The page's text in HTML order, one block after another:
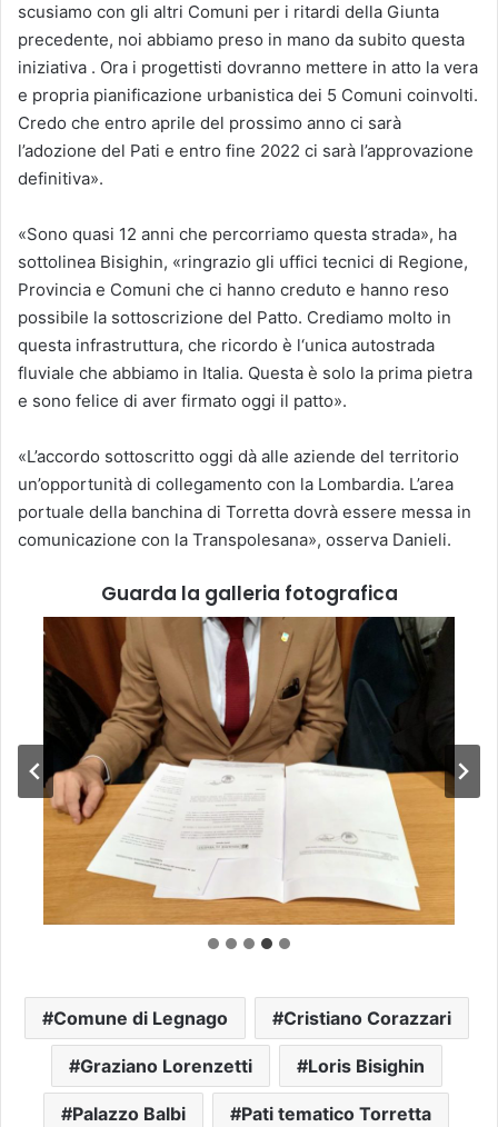
scusiamo con gli altri Comuni per i ritardi della Giunta
precedente, noi abbiamo preso in mano da subito questa
iniziativa . Ora i progettisti dovranno mettere in atto la vera
e propria pianificazione urbanistica dei 5 Comuni coinvolti.
Credo che entro aprile del prossimo anno ci sarà
l’adozione del Pati e entro fine 2022 ci sarà l’approvazione
definitiva».
«Sono quasi 12 anni che percorriamo questa strada», ha
sottolinea Bisighin, «ringrazio gli uffici tecnici di Regione,
Provincia e Comuni che ci hanno creduto e hanno reso
possibile la sottoscrizione del Patto. Crediamo molto in
questa infrastruttura, che ricordo è l‘unica autostrada
fluviale che abbiamo in Italia. Questa è solo la prima pietra
e sono felice di aver firmato oggi il patto».
«L’accordo sottoscritto oggi dà alle aziende del territorio
un’opportunità di collegamento con la Lombardia. L’area
portuale della banchina di Torretta dovrà essere messa in
comunicazione con la Transpolesana», osserva Danieli.
Guarda la galleria fotografica
Comune di Legnago Cristiano Corazzari
Graziano Lorenzetti Loris Bisighin
Palazzo Balbi Pati tematico Torretta